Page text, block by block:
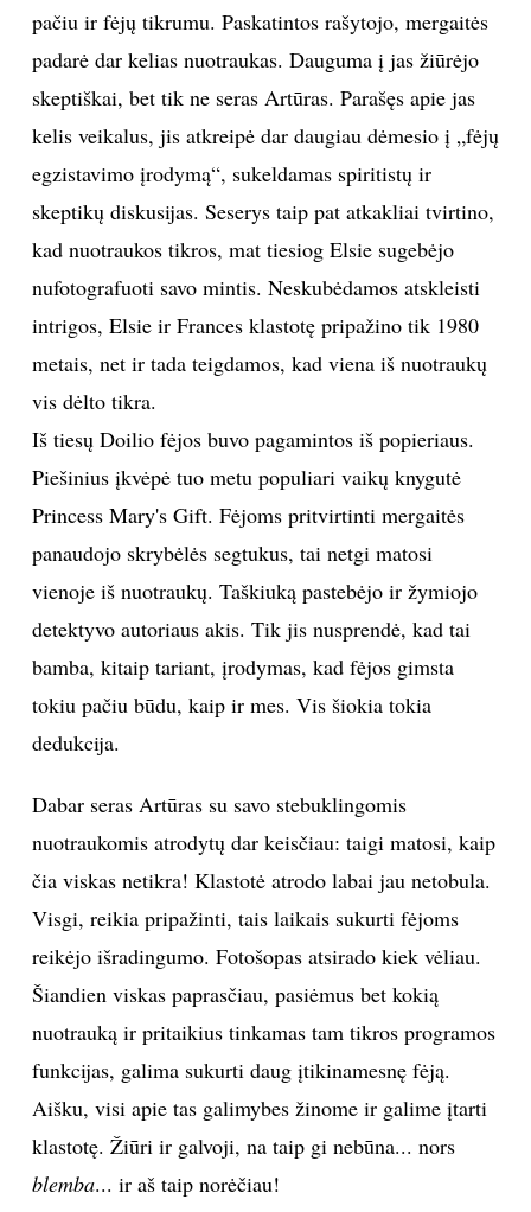
NELAIMĖS
KONTAKTAI
PRIVATUMO POLITIKA
PRENUMERUOK
NAUJIENLAIŠKĮ
Jūs sutinkate su
taisyklėmis
pačiu ir fėjų tikrumu. Paskatintos rašytojo, mergaitės
padarė dar kelias nuotraukas. Dauguma į jas žiūrėjo
skeptiškai, bet tik ne seras Artūras. Parašęs apie jas
kelis veikalus, jis atkreipė dar daugiau dėmesio į „fėjų
egzistavimo įrodymą“, sukeldamas spiritistų ir
skeptikų diskusijas. Seserys taip pat atkakliai tvirtino,
kad nuotraukos tikros, mat tiesiog Elsie sugebėjo
nufotografuoti savo mintis. Neskubėdamos atskleisti
intrigos, Elsie ir Frances klastotę pripažino tik 1980
metais, net ir tada teigdamos, kad viena iš nuotraukų
vis dėlto tikra.
Iš tiesų Doilio fėjos buvo pagamintos iš popieriaus.
Piešinius įkvėpė tuo metu populiari vaikų knygutė
Princess Mary's Gift. Fėjoms pritvirtinti mergaitės
panaudojo skrybėlės segtukus, tai netgi matosi
vienoje iš nuotraukų. Taškiuką pastebėjo ir žymiojo
detektyvo autoriaus akis. Tik jis nusprendė, kad tai
bamba, kitaip tariant, įrodymas, kad fėjos gimsta
tokiu pačiu būdu, kaip ir mes. Vis šiokia tokia
dedukcija.
Dabar seras Artūras su savo stebuklingomis
nuotraukomis atrodytų dar keisčiau: taigi matosi, kaip
čia viskas netikra! Klastotė atrodo labai jau netobula.
Visgi, reikia pripažinti, tais laikais sukurti fėjoms
reikėjo išradingumo. Fotošopas atsirado kiek vėliau.
Šiandien viskas paprasčiau, pasiėmus bet kokią
nuotrauką ir pritaikius tinkamas tam tikros programos
funkcijas, galima sukurti daug įtikinamesnę fėją.
Aišku, visi apie tas galimybes žinome ir galime įtarti
klastotę. Žiūri ir galvoji, na taip gi nebūna... nors
blemba... ir aš taip norėčiau!